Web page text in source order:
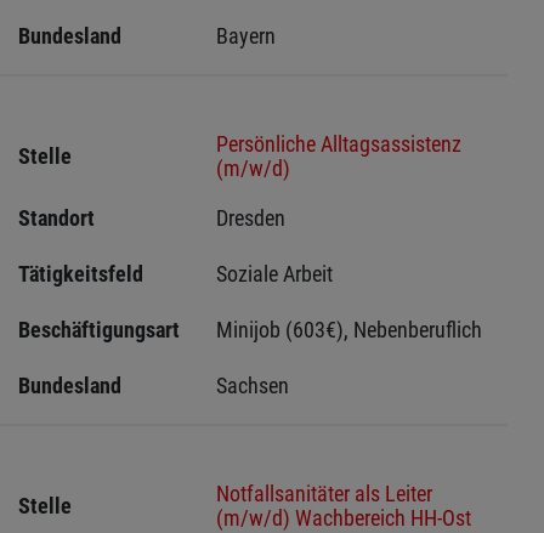
Bundesland Bayern
Stelle
Persönliche Alltagsassistenz
(m/w/d)
Standort
Dresden
Tätigkeitsfeld Soziale Arbeit
Beschäftigungsart Minijob (603€), Nebenberuflich
Bundesland Sachsen
Stelle
Notfallsanitäter als Leiter
(m/w/d) Wachbereich HH-Ost